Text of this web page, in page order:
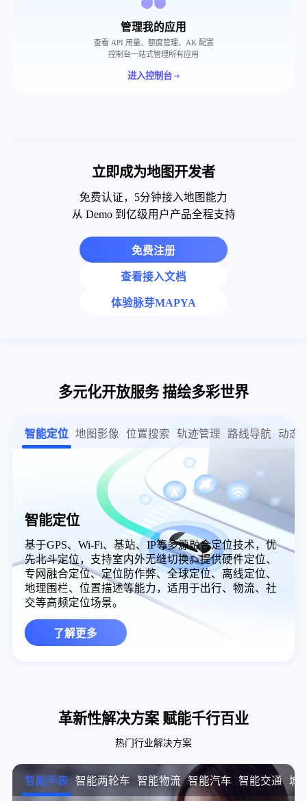
管理我的应用
查看 API 用量、额度管理、AK 配置
控制台一站式管理所有应用
进入控制台
立即成为地图开发者
免费认证，5分钟接入地图能力
从 Demo 到亿级用户产品全程支持
免费注册
查看接入文档
体验脉芽MAPYA
多元化开放服务 描绘多彩世界
智能定位 地图影像 位置搜索 轨迹管理 路线导航 动态
智能定位
基于GPS、Wi-Fi、基站、IP等多源融合定位技术，优
先北斗定位，支持室内外无缝切换。提供硬件定位、
专网融合定位、定位防作弊、全球定位、离线定位、
地理围栏、位置描述等能力，适用于出行、物流、社
交等高频定位场景。
了解更多
革新性解决方案 赋能千行百业
热门行业解决方案
智能手表 智能两轮车 智能物流 智能汽车 智能交通 城